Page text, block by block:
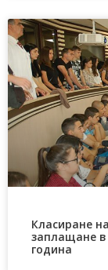
Класиране
заплащане в
година